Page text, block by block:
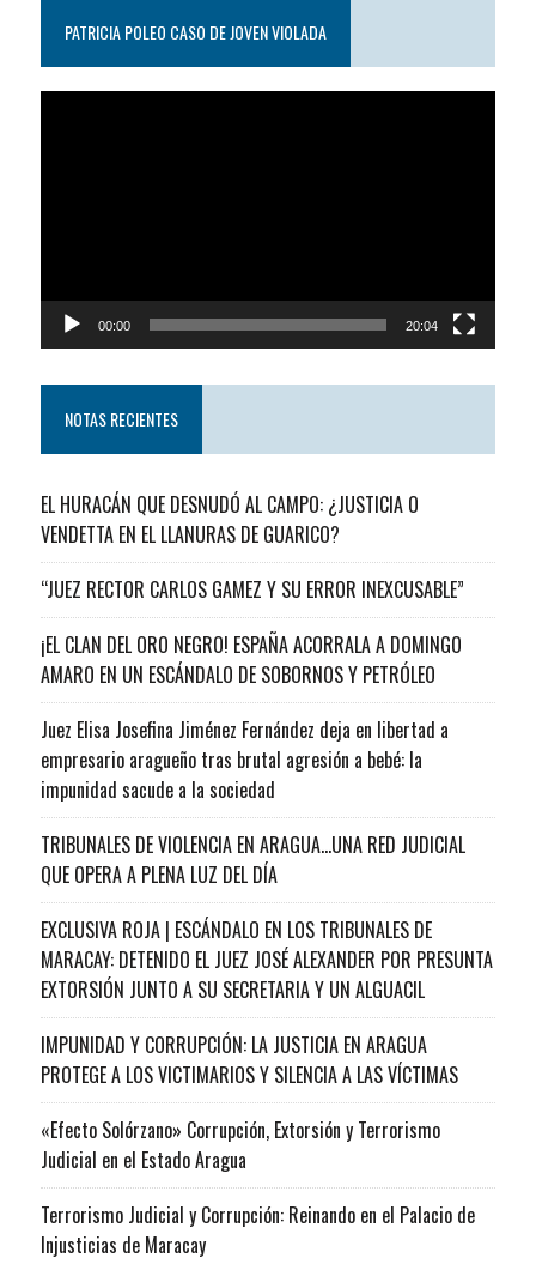
PATRICIA POLEO CASO DE JOVEN VIOLADA
00:00 20:04
NOTAS RECIENTES
EL HURACÁN QUE DESNUDÓ AL CAMPO: ¿JUSTICIA O
VENDETTA EN EL LLANURAS DE GUARICO?
“JUEZ RECTOR CARLOS GAMEZ Y SU ERROR INEXCUSABLE”
¡EL CLAN DEL ORO NEGRO! ESPAÑA ACORRALA A DOMINGO
AMARO EN UN ESCÁNDALO DE SOBORNOS Y PETRÓLEO
Juez Elisa Josefina Jiménez Fernández deja en libertad a
empresario aragueño tras brutal agresión a bebé: la
impunidad sacude a la sociedad
TRIBUNALES DE VIOLENCIA EN ARAGUA…UNA RED JUDICIAL
QUE OPERA A PLENA LUZ DEL DÍA
EXCLUSIVA ROJA | ESCÁNDALO EN LOS TRIBUNALES DE
MARACAY: DETENIDO EL JUEZ JOSÉ ALEXANDER POR PRESUNTA
EXTORSIÓN JUNTO A SU SECRETARIA Y UN ALGUACIL
IMPUNIDAD Y CORRUPCIÓN: LA JUSTICIA EN ARAGUA
PROTEGE A LOS VICTIMARIOS Y SILENCIA A LAS VÍCTIMAS
«Efecto Solórzano» Corrupción, Extorsión y Terrorismo
Judicial en el Estado Aragua
Terrorismo Judicial y Corrupción: Reinando en el Palacio de
Injusticias de Maracay